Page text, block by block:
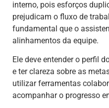
interno, pois esforços
prejudicam o fluxo de
fundamental que o
alinhamentos da equipe.
Ele deve entender o perfil
e ter clareza sobre as
utilizar ferramentas
acompanhar o progresso